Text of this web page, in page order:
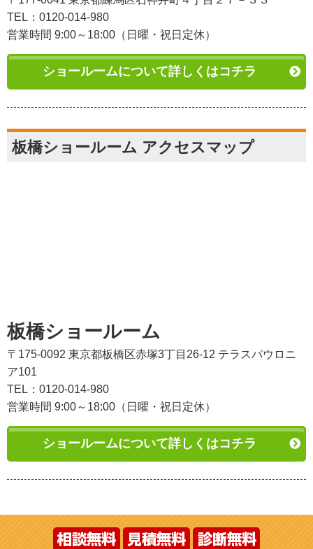
TEL：0120-014-980
営業時間 9:00～18:00（日曜・祝日定休）
ショールームについて詳しくはコチラ
板橋ショールーム アクセスマップ
板橋ショールーム
〒175-0092 東京都板橋区赤塚3丁目26-12 テラスパウロニ
ア101
TEL：0120-014-980
営業時間 9:00～18:00（日曜・祝日定休）
ショールームについて詳しくはコチラ